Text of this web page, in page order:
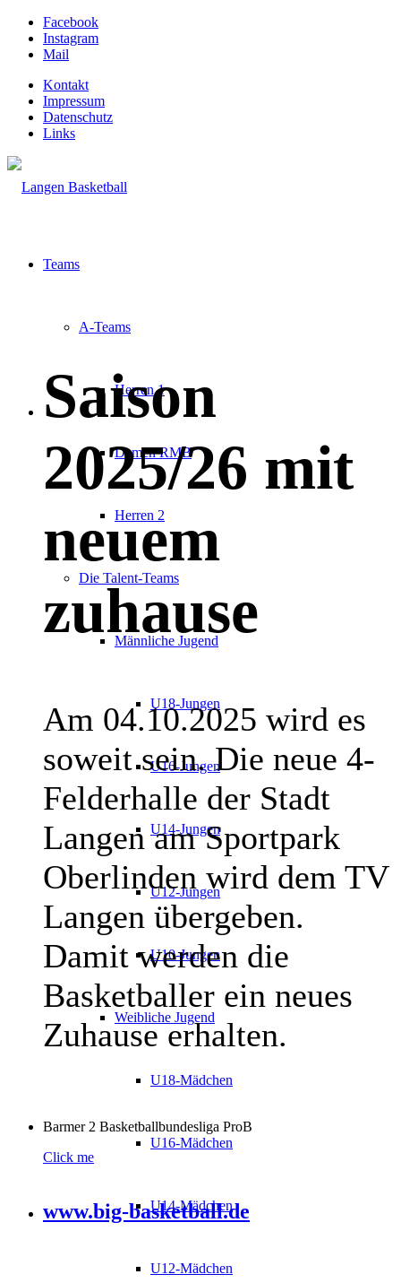
Facebook
Instagram
Mail
Kontakt
Impressum
Datenschutz
Links
Teams
A-Teams
Herren 1
Damen RMB
Herren 2
Die Talent-Teams
Männliche Jugend
U18-Jungen
U16-Jungen
U14-Jungen
U12-Jungen
U10-Jungen
Weibliche Jugend
U18-Mädchen
U16-Mädchen
U14-Mädchen
U12-Mädchen
Saison
2025/26 mit
neuem
zuhause
Am 04.10.2025 wird es
soweit sein. Die neue 4-
Felderhalle der Stadt
Langen am Sportpark
Oberlinden wird dem TV
Langen übergeben.
Damit werden die
Basketballer ein neues
Zuhause erhalten.
Barmer 2 Basketballbundesliga ProB
Click me
www.big-basketball.de